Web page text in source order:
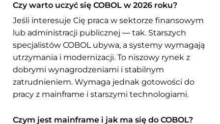
Czy warto uczyć się COBOL w 2026 roku?
Jeśli interesuje Cię praca w sektorze finansowym
lub administracji publicznej — tak. Starszych
specjalistów COBOL ubywa, a systemy wymagają
utrzymania i modernizacji. To niszowy rynek z
dobrymi wynagrodzeniami i stabilnym
zatrudnieniem. Wymaga jednak gotowości do
pracy z mainframe i starszymi technologiami.
Czym jest mainframe i jak ma się do COBOL?